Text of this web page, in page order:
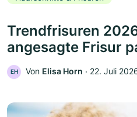
Trendfrisuren
angesagte Frisur
EH Von Elisa Horn ‧ 22. Juli